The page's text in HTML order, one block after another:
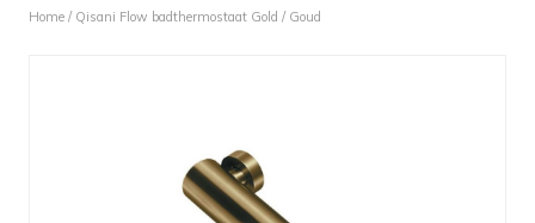
Home/ Qisani Flow badthermostaat Gold / Goud